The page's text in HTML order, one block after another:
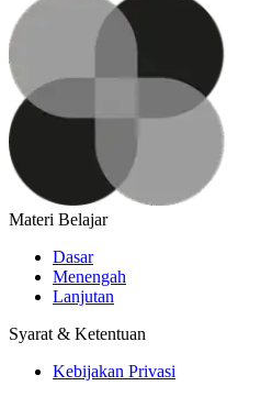
Materi Belajar
Dasar
Menengah
Lanjutan
Syarat & Ketentuan
Kebijakan Privasi